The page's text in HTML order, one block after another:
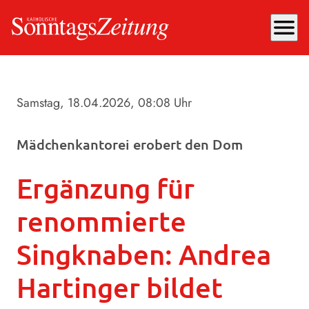
menu
Samstag, 18.04.2026, 08:08 Uhr
Mädchenkantorei erobert den Dom
Ergänzung für
renommierte
Singknaben: Andrea
Hartinger bildet